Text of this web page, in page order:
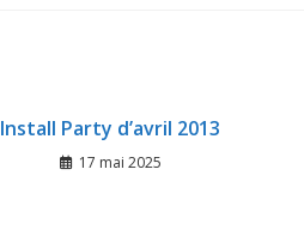
Install Party d’avril 2013
17 mai 2025